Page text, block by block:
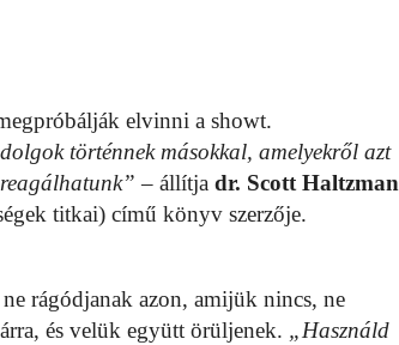
elvinni a showt.
történnek másokkal, amelyekről azt
– állítja dr. Scott Haltzman
titkai) című könyv szerzője.
rágódjanak azon, amijük nincs, ne
és velük együtt örüljenek. „Használd